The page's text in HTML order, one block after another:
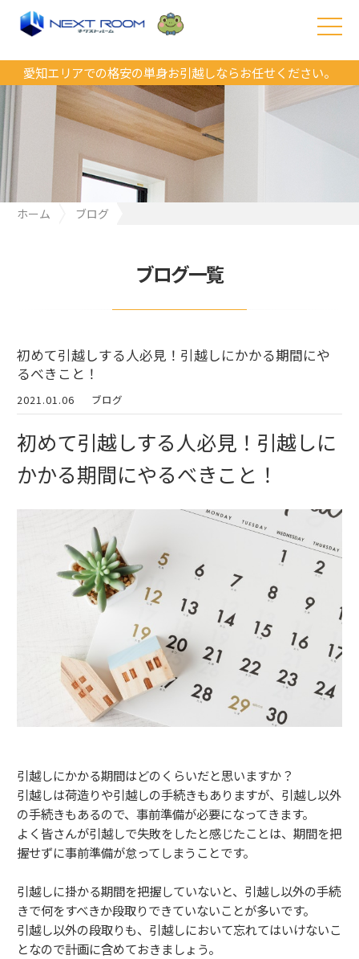
愛知エリアでの格安の単身お引越しならお任せください。
ホーム
ブログ
ブログ一覧
初めて引越しする人必見！引越しにかかる期間にや
るべきこと！
2021.01.06 ブログ
初めて引越しする人必見！引越しに
かかる期間にやるべきこと！
引越しにかかる期間はどのくらいだと思いますか？
引越しは荷造りや引越しの手続きもありますが、引越し以外
の手続きもあるので、事前準備が必要になってきます。
よく皆さんが引越しで失敗をしたと感じたことは、期間を把
握せずに事前準備が怠ってしまうことです。
引越しに掛かる期間を把握していないと、引越し以外の手続
きで何をすべきか段取りできていないことが多いです。
引越し以外の段取りも、引越しにおいて忘れてはいけないこ
となので計画に含めておきましょう。